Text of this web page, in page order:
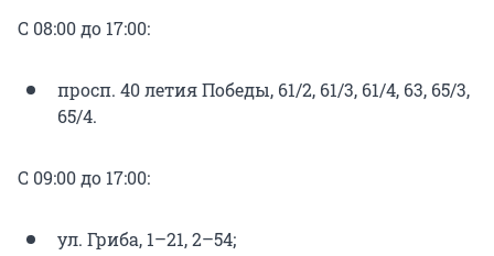
С 08:00 до 17:00:
просп. 40 летия Победы, 61/2, 61/3, 61/4, 63, 65/3,
65/4.
С 09:00 до 17:00:
ул. Гриба, 1–21, 2–54;